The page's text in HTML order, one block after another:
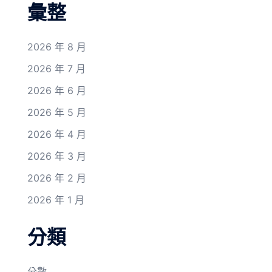
彙整
2026 年 8 月
2026 年 7 月
2026 年 6 月
2026 年 5 月
2026 年 4 月
2026 年 3 月
2026 年 2 月
2026 年 1 月
分類